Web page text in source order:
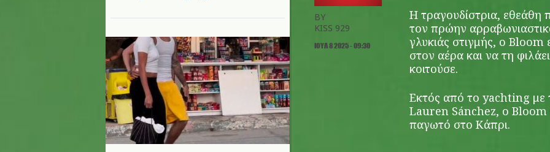
BY
KISS 929
ΙΟΥΛ 8 2025 - 09:30
Η τραγουδίστρια, εθεάθη
τον πρώην
γλυκιάς στιγμής, ο
στον αέρα και να τη
κοιτούσε.
Εκτός από το yachting με
Lauren Sánchez, ο Bloom
παγωτό στο Κάπρι.